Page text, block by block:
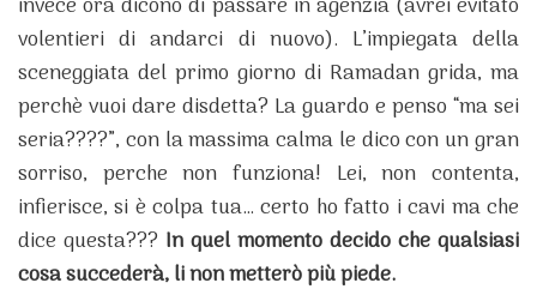
invece ora dicono di passare in agenzia (avrei evitato
volentieri di andarci di nuovo). L’impiegata della
sceneggiata del primo giorno di Ramadan grida, ma
perchè vuoi dare disdetta? La guardo e penso “ma sei
seria????”, con la massima calma le dico con un gran
sorriso, perche non funziona! Lei, non contenta,
infierisce, si è colpa tua… certo ho fatto i cavi ma che
dice questa??? In quel momento decido che qualsiasi
cosa succederà, li non metterò più piede.